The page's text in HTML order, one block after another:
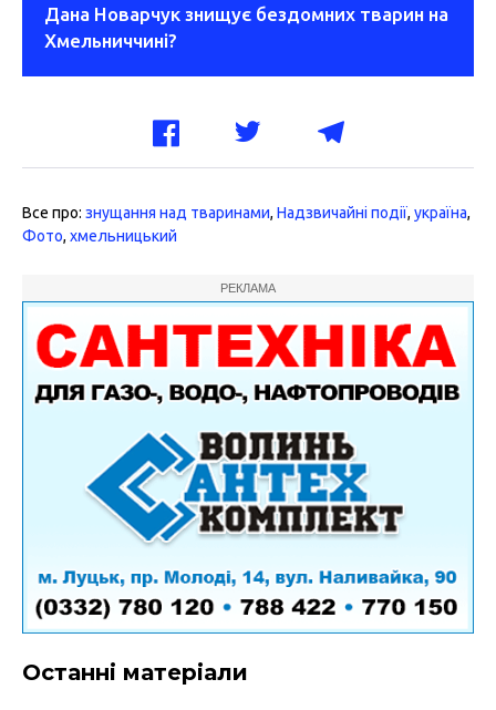
Дана Новарчук знищує бездомних тварин на
Хмельниччині?
Все про: знущання над тваринами, Надзвичайні події, україна,
Фото, хмельницький
РЕКЛАМА
Останні матеріали